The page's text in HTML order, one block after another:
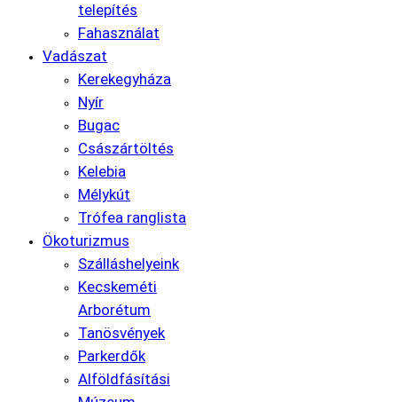
telepítés
Fahasználat
Vadászat
Kerekegyháza
Nyír
Bugac
Császártöltés
Kelebia
Mélykút
Trófea ranglista
Ökoturizmus
Szálláshelyeink
Kecskeméti
Arborétum
Tanösvények
Parkerdők
Alföldfásítási